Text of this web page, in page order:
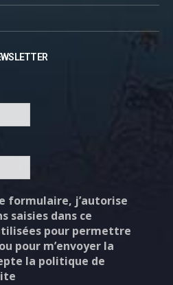
formulaire, j’autorise
saisies dans ce
pour permettre
pour m’envoyer la
la politique de